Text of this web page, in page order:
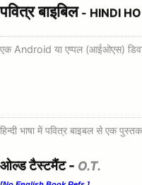
पवित्र बाइबिल - HINDI
एक Android या एप्पल (आईओएस)
हिन्दी भाषा में पवित्र बाइबल से एक
ओल्ड टैस्टमैंट - O.T.